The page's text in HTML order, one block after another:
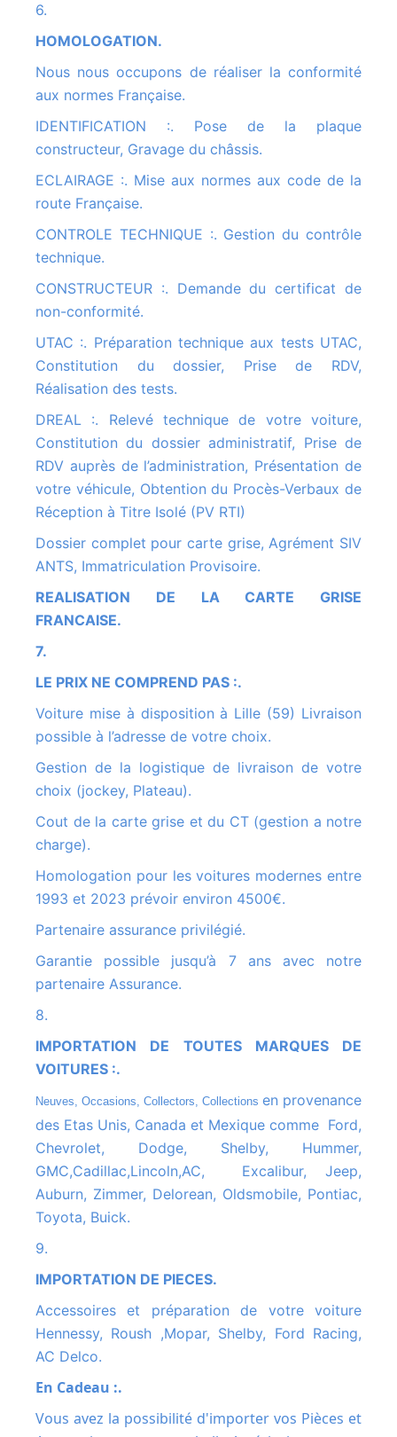
6.
HOMOLOGATION.
Nous nous occupons de réaliser la conformité
aux normes Française.
IDENTIFICATION :. Pose de la plaque
constructeur, Gravage du châssis.
ECLAIRAGE :. Mise aux normes aux code de la
route Française.
CONTROLE TECHNIQUE :. Gestion du contrôle
technique.
CONSTRUCTEUR :. Demande du certificat de
non-conformité.
UTAC :. Préparation technique aux tests UTAC,
Constitution du dossier, Prise de RDV,
Réalisation des tests.
DREAL :. Relevé technique de votre voiture,
Constitution du dossier administratif, Prise de
RDV auprès de l’administration, Présentation de
votre véhicule, Obtention du Procès-Verbaux de
Réception à Titre Isolé (PV RTI)
Dossier complet pour carte grise, Agrément SIV
ANTS, Immatriculation Provisoire.
REALISATION DE LA CARTE GRISE
FRANCAISE.
7.
LE PRIX NE COMPREND PAS :.
Voiture mise à disposition à Lille (59) Livraison
possible à l’adresse de votre choix.
Gestion de la logistique de livraison de votre
choix (jockey, Plateau).
Cout de la carte grise et du CT (gestion a notre
charge).
Homologation pour les voitures modernes entre
1993 et 2023 prévoir environ 4500€.
Partenaire assurance privilégié.
Garantie possible jusqu’à 7 ans avec notre
partenaire Assurance.
8.
IMPORTATION DE TOUTES MARQUES DE
VOITURES :.
Neuves, Occasions, Collectors, Collections en provenance
des Etas Unis, Canada et Mexique comme Ford,
Chevrolet, Dodge, Shelby, Hummer,
GMC,Cadillac,Lincoln,AC, Excalibur, Jeep,
Auburn, Zimmer, Delorean, Oldsmobile, Pontiac,
Toyota, Buick.
9.
IMPORTATION DE PIECES.
Accessoires et préparation de votre voiture
Hennessy, Roush ,Mopar, Shelby, Ford Racing,
AC Delco.
En Cadeau :.
Vous avez la possibilité d'importer vos Pièces et